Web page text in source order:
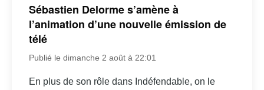
Sébastien Delorme s’amène à
l’animation d’une nouvelle émission de
télé
Publié le dimanche 2 août à 22:01
En plus de son rôle dans Indéfendable, on le